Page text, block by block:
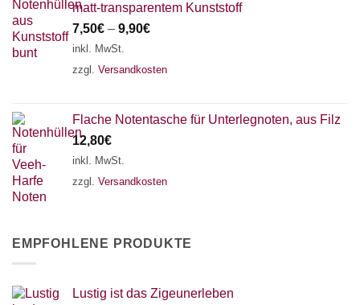
matt-transparentem Kunststoff
7,50€ – 9,90€
inkl. MwSt.
zzgl. Versandkosten
Flache Notentasche für Unterlegnoten, aus Filz
12,80€
inkl. MwSt.
zzgl. Versandkosten
EMPFOHLENE PRODUKTE
Lustig ist das Zigeunerleben